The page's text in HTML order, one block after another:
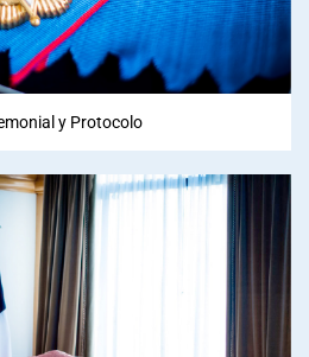
y Protocolo